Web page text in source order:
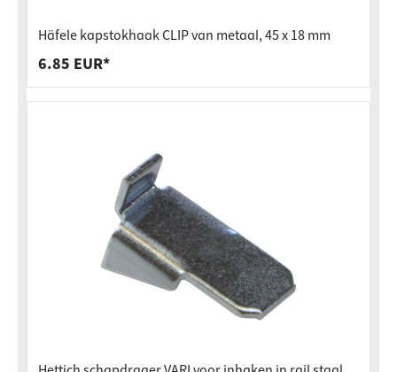
Häfele kapstokhaak CLIP van metaal, 45 x 18 mm
6.85 EUR*